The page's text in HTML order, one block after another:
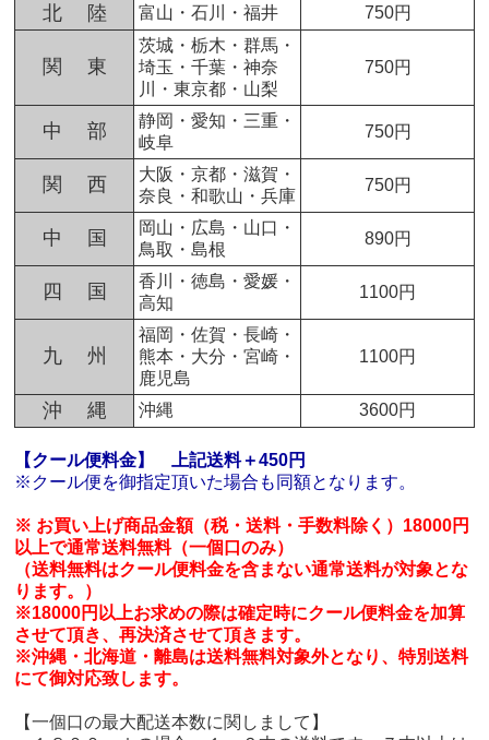
北 陸 富山・石川・福井 750円
関 東
茨城・栃木・群馬・
埼玉・千葉・神奈
川・東京都・山梨
750円
中 部
静岡・愛知・三重・
岐阜
750円
関 西
大阪・京都・滋賀・
奈良・和歌山・兵庫
750円
中 国
岡山・広島・山口・
鳥取・島根
890円
四 国
香川・徳島・愛媛・
高知
1100円
九 州
福岡・佐賀・長崎・
熊本・大分・宮崎・
鹿児島
1100円
沖 縄 沖縄 3600円
【クール便料金】
上記送料＋450円
※クール便を御指定頂いた場合も同額となります。
※ お買い上げ商品金額（税・送料・手数料除く）18000円
以上で通常送料無料（一個口のみ）
（送料無料はクール便料金を含まない通常送料が対象とな
ります。）
※18000円以上お求めの際は確定時にクール便料金を加算
させて頂き、再決済させて頂きます。
※沖縄・北海道・離島は送料無料対象外となり、特別送料
にて御対応致します。
【一個口の最大配送本数に関しまして】